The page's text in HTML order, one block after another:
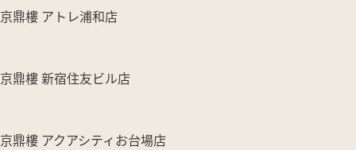
京鼎樓 アトレ浦和店
京鼎樓 新宿住友ビル店
京鼎樓 アクアシティお台場店